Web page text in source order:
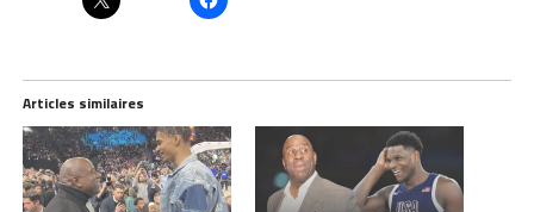
Articles similaires